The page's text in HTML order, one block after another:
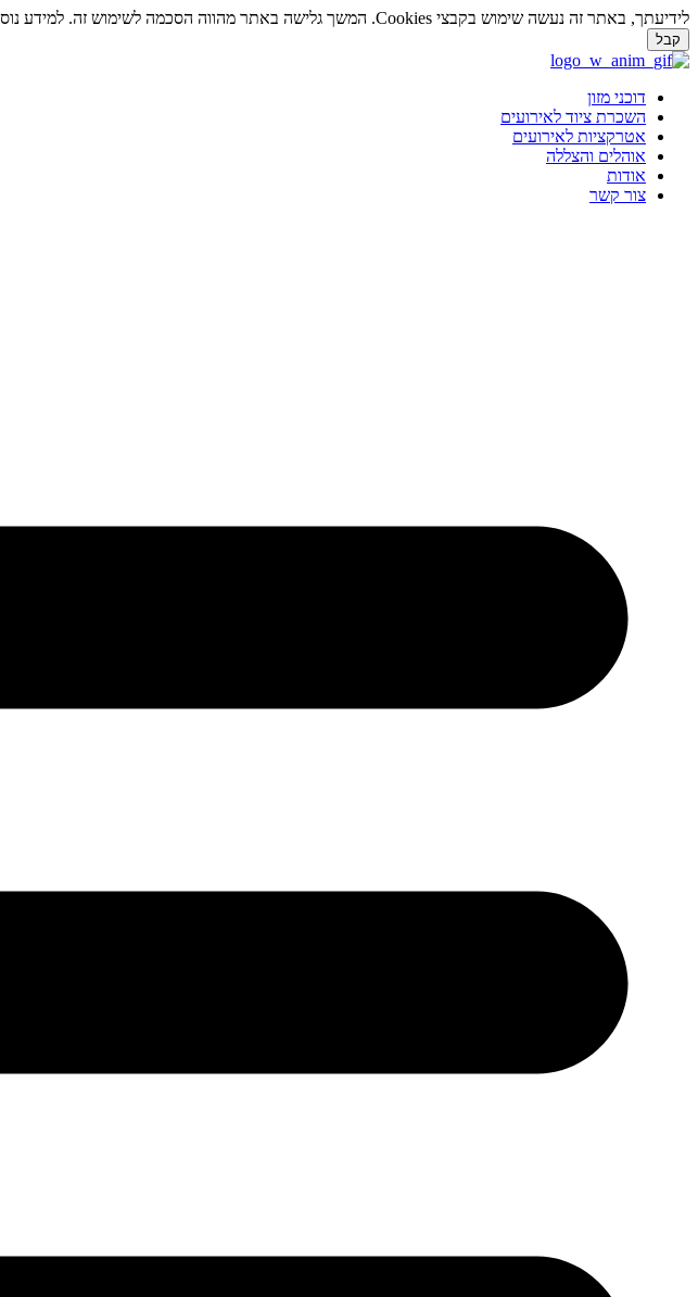
לידיעתך, באתר זה נעשה שימוש בקבצי Cookies. המשך גלישה באתר מהווה הסכמה לשימוש זה. למידע נוסף על
קבל
דלג
דוכני מזון
השכרת ציוד לאירועים
אטרקציות לאירועים
אוהלים והצללה
אודות
צור קשר